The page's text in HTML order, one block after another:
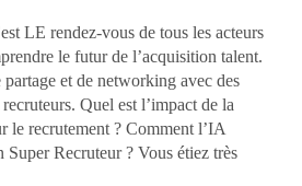
LE rendez-vous de tous les acteurs
le futur de l’acquisition talent.
et de networking avec des
Quel est l’impact de la
le recrutement ? Comment l’IA
Super Recruteur ? Vous étiez très